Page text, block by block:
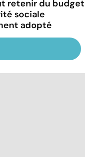
retenir du budget
sociale
adopté